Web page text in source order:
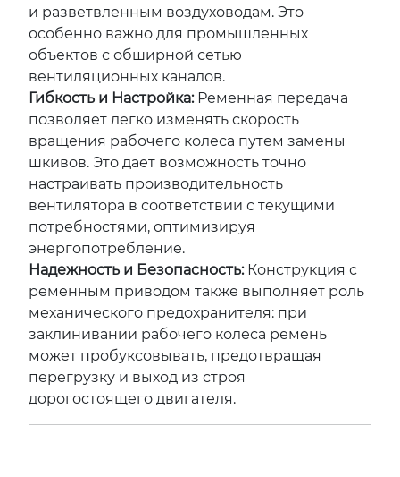
и разветвленным воздуховодам. Это
особенно важно для промышленных
объектов с обширной сетью
вентиляционных каналов.
Гибкость и Настройка:Ременная передача
позволяет легко изменять скорость
вращения рабочего колеса путем замены
шкивов. Это дает возможность точно
настраивать производительность
вентилятора в соответствии с текущими
потребностями, оптимизируя
энергопотребление.
Надежность и Безопасность:Конструкция с
ременным приводом также выполняет роль
механического предохранителя: при
заклинивании рабочего колеса ремень
может пробуксовывать, предотвращая
перегрузку и выход из строя
дорогостоящего двигателя.